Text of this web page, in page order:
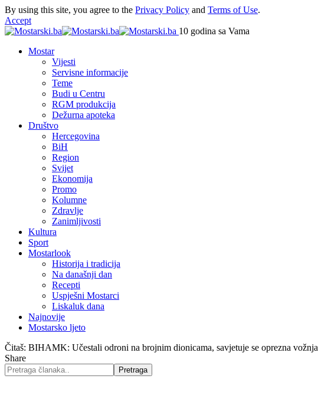
By using this site, you agree to the Privacy Policy and Terms of Use.
Accept
10 godina sa Vama
Mostar
Vijesti
Servisne informacije
Teme
Budi u Centru
RGM produkcija
Dežurna apoteka
Društvo
Hercegovina
BiH
Region
Svijet
Ekonomija
Promo
Kolumne
Zdravlje
Zanimljivosti
Kultura
Sport
Mostarlook
Historija i tradicija
Na današnji dan
Recepti
Uspješni Mostarci
Liskaluk dana
Najnovije
Mostarsko ljeto
Čitaš: BIHAMK: Učestali odroni na brojnim dionicama, savjetuje se oprezna vožnja
Share